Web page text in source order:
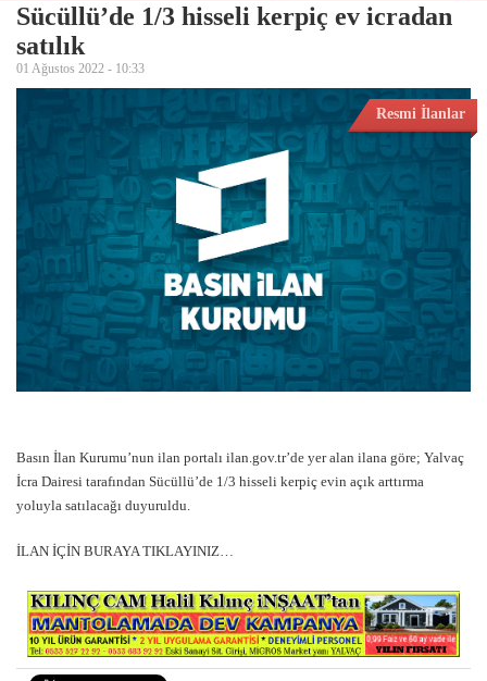
Sücüllü’de 1/3 hisseli kerpiç ev icradan
satılık
01 Ağustos 2022 - 10:33
Resmi İlanlar
Basın İlan Kurumu’nun ilan portalı ilan.gov.tr’de yer alan ilana göre; Yalvaç
İcra Dairesi tarafından Sücüllü’de 1/3 hisseli kerpiç evin açık arttırma
yoluyla satılacağı duyuruldu.
İLAN İÇİN BURAYA TIKLAYINIZ…